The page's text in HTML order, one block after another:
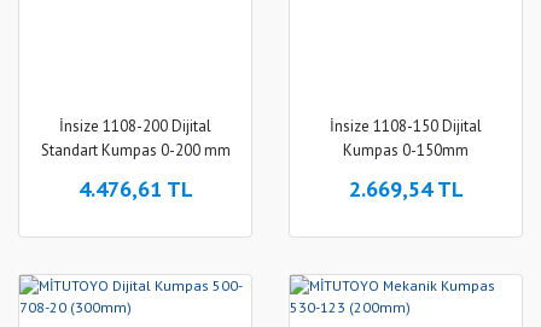
İnsize 1108-200 Dijital
Standart Kumpas 0-200 mm
4.476,61 TL
İnsize 1108-150 Dijital
Kumpas 0-150mm
2.669,54 TL